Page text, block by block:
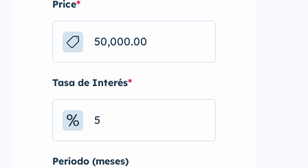
Price*
Tasa de Interés*
Período (meses)